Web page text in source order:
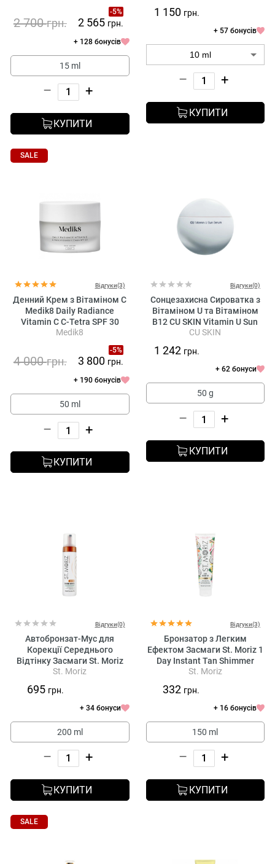
-5%
2 700грн. 2 565 грн.
+ 128 бонусів
15 ml
– +
КУПИТИ
1 150 грн.
+ 57 бонусів
– +
КУПИТИ
SALE
Відгуки(3)
Денний Крем з Вітаміном С
Medik8 Daily Radiance
Vitamin C C-Tetra SPF 30
Medik8
-5%
4 000грн. 3 800 грн.
+ 190 бонусів
50 ml
– +
КУПИТИ
Відгуки(0)
Сонцезахисна Сироватка з
Вітаміном U та Вітаміном
B12 CU SKIN Vitamin U Sun
Serum SPF 50+ PA ++++
CU SKIN
1 242 грн.
+ 62 бонуси
50 g
– +
КУПИТИ
Відгуки(0)
Автобронзат-Мус для
Корекції Середнього
Відтінку Засмаги St. Moriz
Advanced Colour Correcting
St. Moriz
695 грн.
+ 34 бонуси
200 ml
– +
КУПИТИ
Відгуки(3)
Бронзатор з Легким
Ефектом Засмаги St. Moriz 1
Day Instant Tan Shimmer
Coconut Paradise
St. Moriz
332 грн.
+ 16 бонусів
150 ml
– +
КУПИТИ
SALE